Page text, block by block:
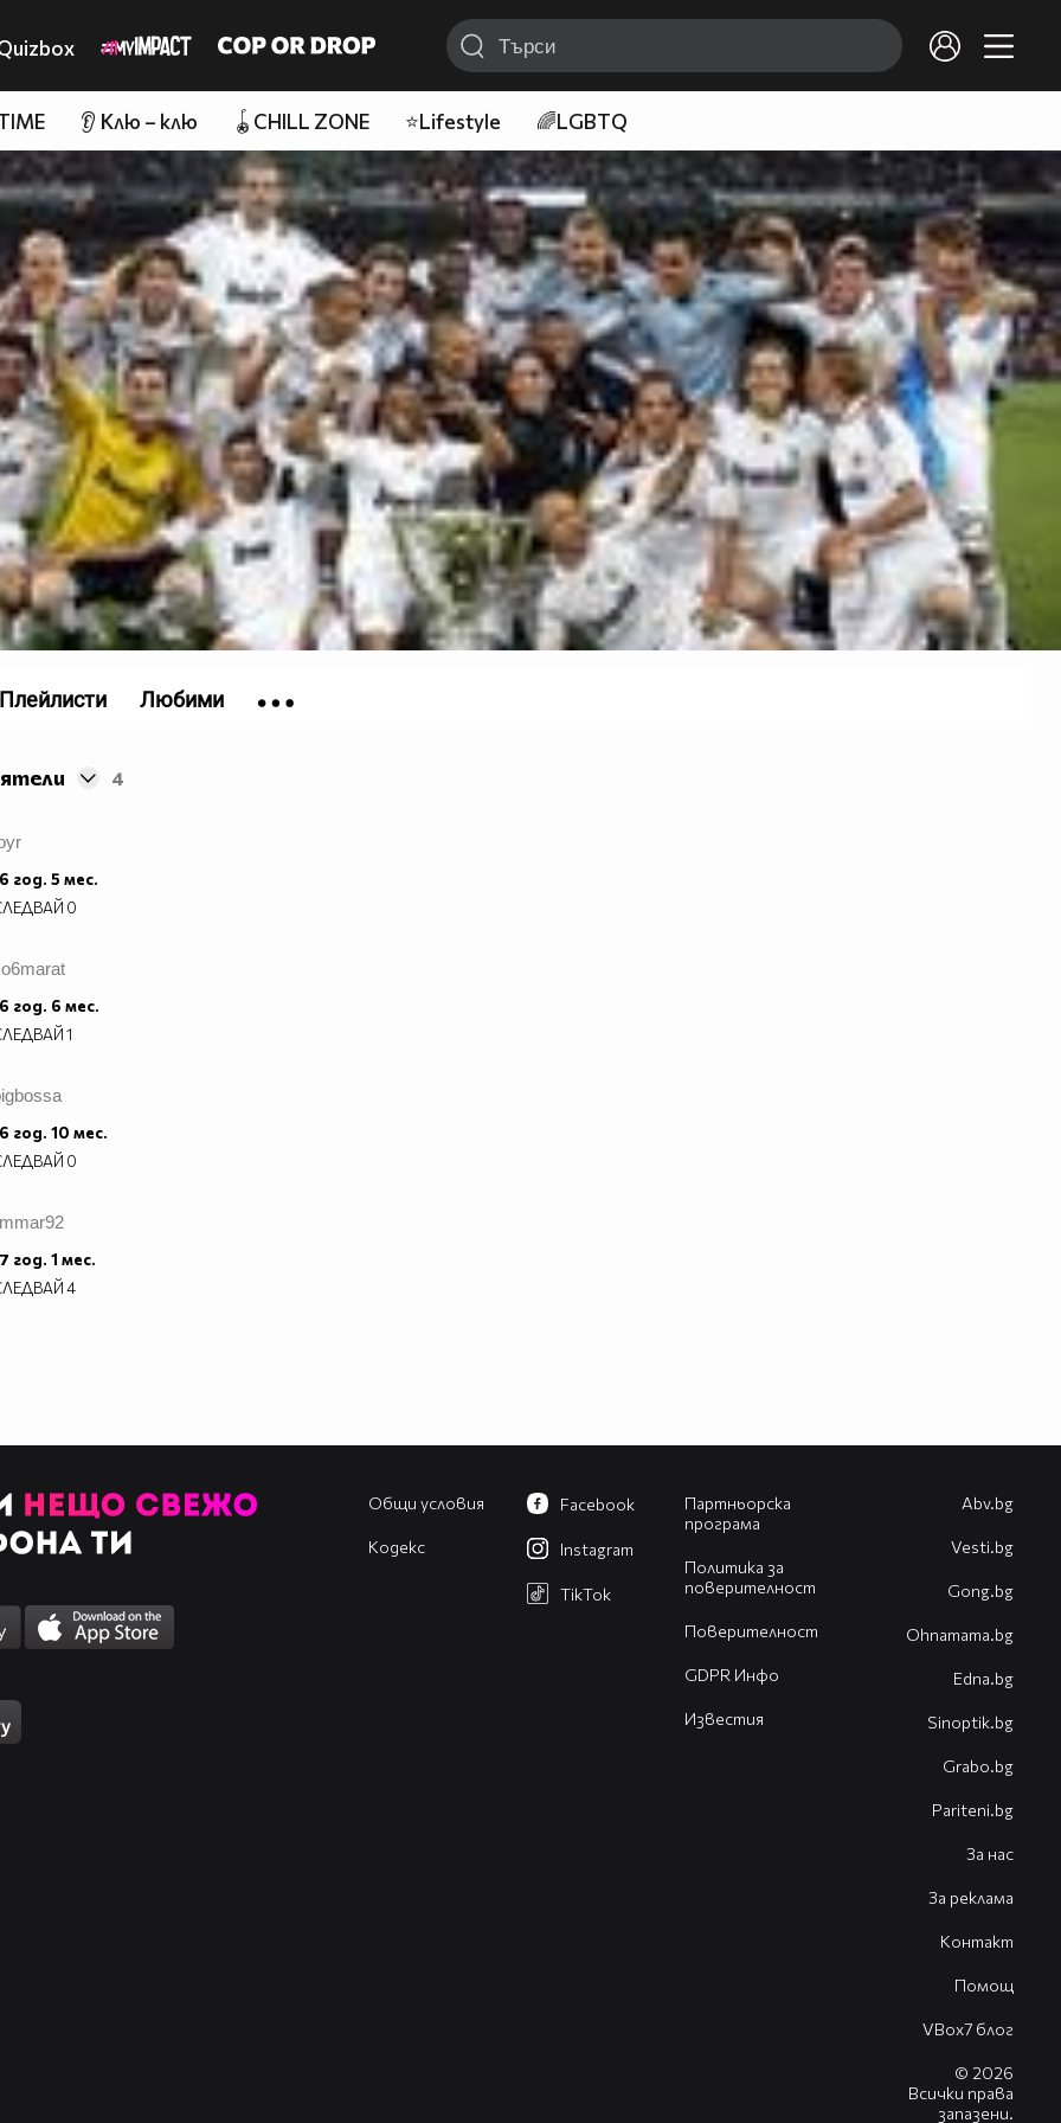
👂 Клю – клю 🪀CHILL ZONE ⭐Lifestyle 🌈LGBTQ
4
год. 5 мес.
0
год. 6 мес.
1
год. 10 мес.
0
год. 1 мес.
4
Плейлисти Любими
Общи условия
Кодекс
Партньорска
програма
Политика за
поверителност
Поверителност
GDPR Инфо
Известия
Facebook
Instagram
TikTok
Abv.bg
Vesti.bg
Gong.bg
Оhnamama.bg
Edna.bg
Sinoptik.bg
Grabo.bg
Pariteni.bg
За нас
За реклама
Контакт
Помощ
VBox7 блог
© 2026
Всички права
запазени.